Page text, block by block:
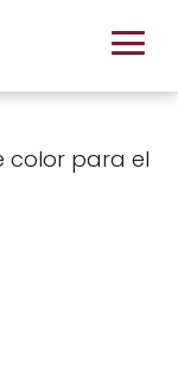
color para el